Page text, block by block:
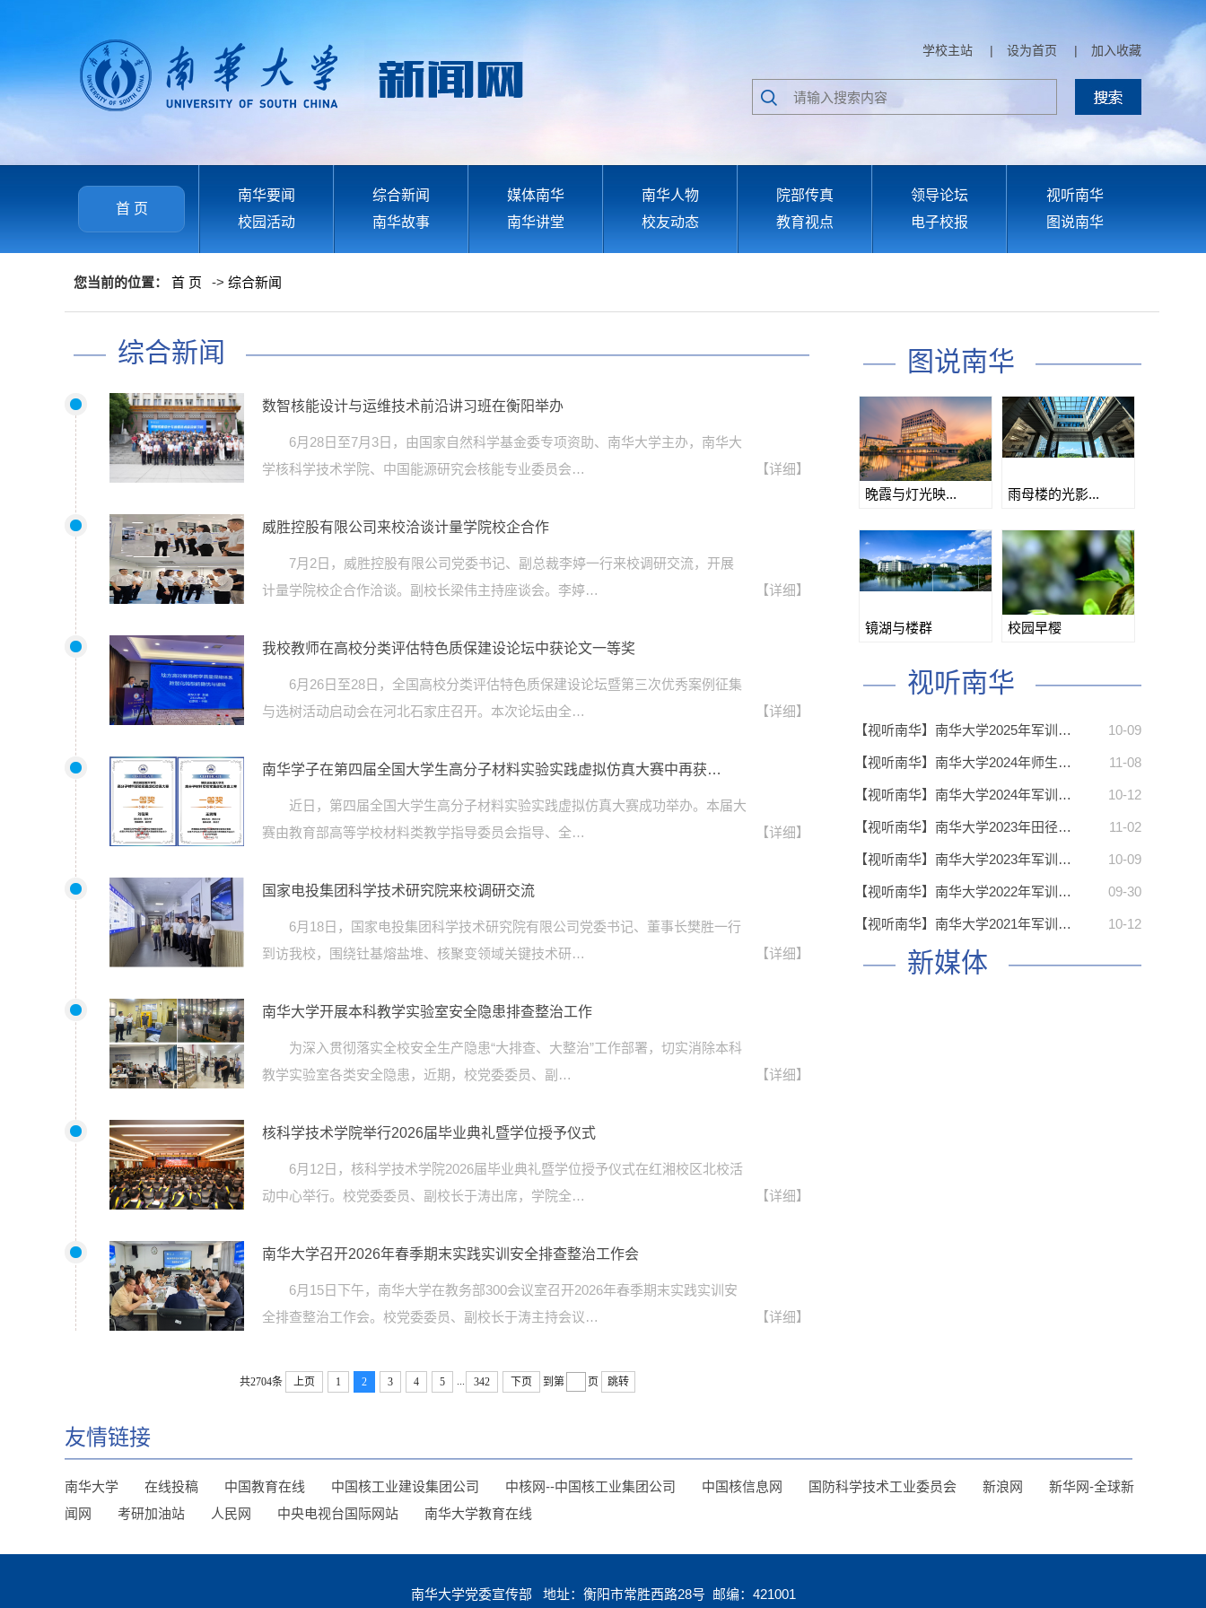
学校主站 | 设为首页 | 加入收藏
首 页
南华要闻 综合新闻 媒体南华 南华人物 院部传真 领导论坛
视听南华
校园活动
南华故事 南华讲堂 校友动态 教育视点 电子校报 图说南华
您当前的位置： 首 页 -> 综合新闻
综合新闻
数智核能设计与运维技术前沿讲习班在衡阳举办
6月28日至7月3日，由国家自然科学基金委专项资助、南华大学主办，南华大
学核科学技术学院、中国能源研究会核能专业委员会…
【详细】
威胜控股有限公司来校洽谈计量学院校企合作
7月2日，威胜控股有限公司党委书记、副总裁李婷一行来校调研交流，开展
计量学院校企合作洽谈。副校长梁伟主持座谈会。李婷…
【详细】
我校教师在高校分类评估特色质保建设论坛中获论文一等奖
6月26日至28日，全国高校分类评估特色质保建设论坛暨第三次优秀案例征集
与选树活动启动会在河北石家庄召开。本次论坛由全…
【详细】
南华学子在第四届全国大学生高分子材料实验实践虚拟仿真大赛中再获…
近日，第四届全国大学生高分子材料实验实践虚拟仿真大赛成功举办。本届大
赛由教育部高等学校材料类教学指导委员会指导、全…
【详细】
国家电投集团科学技术研究院来校调研交流
6月18日，国家电投集团科学技术研究院有限公司党委书记、董事长樊胜一行
到访我校，围绕钍基熔盐堆、核聚变领域关键技术研…
【详细】
南华大学开展本科教学实验室安全隐患排查整治工作
为深入贯彻落实全校安全生产隐患“大排查、大整治”工作部署，切实消除本科
教学实验室各类安全隐患，近期，校党委委员、副…
【详细】
核科学技术学院举行2026届毕业典礼暨学位授予仪式
6月12日，核科学技术学院2026届毕业典礼暨学位授予仪式在红湘校区北校活
动中心举行。校党委委员、副校长于涛出席，学院全…
【详细】
南华大学召开2026年春季期末实践实训安全排查整治工作会
6月15日下午，南华大学在教务部300会议室召开2026年春季期末实践实训安
全排查整治工作会。校党委委员、副校长于涛主持会议…
【详细】
共2704条 上页 1 2 3 4 5 342 下页 到第 页 跳转
图说南华
晚霞与灯光映... 雨母楼的光影...
镜湖与楼群 校园早樱
视听南华
【视听南华】南华大学2025年军训… 10-09
【视听南华】南华大学2024年师生… 11-08
【视听南华】南华大学2024年军训… 10-12
【视听南华】南华大学2023年田径… 11-02
【视听南华】南华大学2023年军训… 10-09
【视听南华】南华大学2022年军训… 09-30
【视听南华】南华大学2021年军训… 10-12
新媒体
友情链接
南华大学 在线投稿 中国教育在线 中国核工业建设集团公司 中核网--中国核工业集团公司 中国核信息网 国防科学技术工业委员会 新浪网
新华网-全球新
闻网
考研加油站 人民网 中央电视台国际网站 南华大学教育在线
南华大学党委宣传部 地址：衡阳市常胜西路28号 邮编：421001